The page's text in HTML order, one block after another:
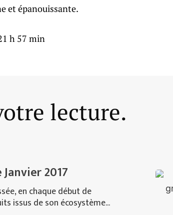
et épanouissante.
h 57 min
lecture.
2017
en chaque début de
issus de son écosystème...